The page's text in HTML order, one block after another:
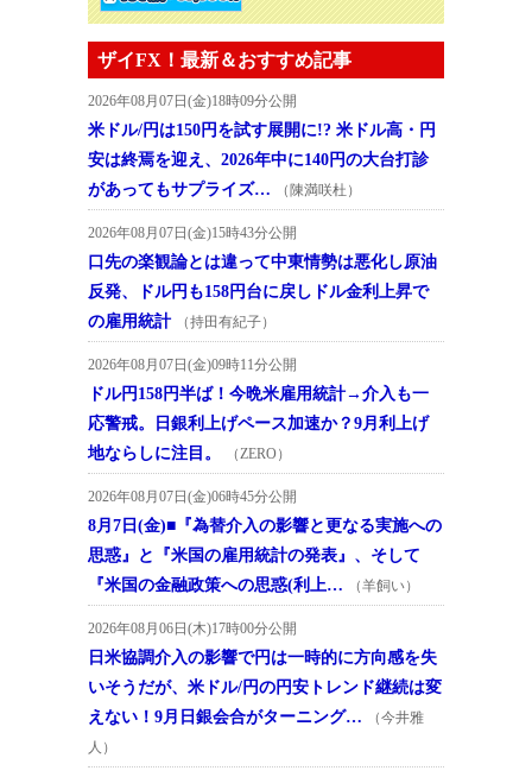
ザイFX！最新＆おすすめ記事
2026年08月07日(金)18時09分公開
米ドル/円は150円を試す展開に!? 米ドル高・円
安は終焉を迎え、2026年中に140円の大台打診
があってもサプライズ…
（陳満咲杜）
2026年08月07日(金)15時43分公開
口先の楽観論とは違って中東情勢は悪化し原油
反発、ドル円も158円台に戻しドル金利上昇で
の雇用統計
（持田有紀子）
2026年08月07日(金)09時11分公開
ドル円158円半ば！今晩米雇用統計→介入も一
応警戒。日銀利上げペース加速か？9月利上げ
地ならしに注目。
（ZERO）
2026年08月07日(金)06時45分公開
8月7日(金)■『為替介入の影響と更なる実施への
思惑』と『米国の雇用統計の発表』、そして
『米国の金融政策への思惑(利上…
（羊飼い）
2026年08月06日(木)17時00分公開
日米協調介入の影響で円は一時的に方向感を失
いそうだが、米ドル/円の円安トレンド継続は変
えない！9月日銀会合がターニング…
（今井雅
人）